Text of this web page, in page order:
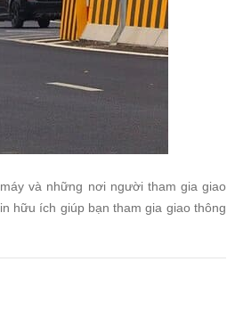
và những nơi người tham gia giao
hữu ích giúp bạn tham gia giao thông